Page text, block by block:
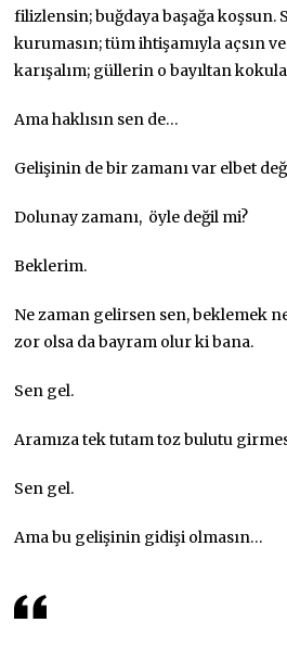
filizlensin; buğdaya başağa koşsun.
kurumasın; tüm ihtişamıyla açsın
karışalım; güllerin o bayıltan
Ama haklısın sen de…
Gelişinin de bir zamanı var elbet
Dolunay zamanı, öyle değil mi?
Beklerim.
Ne zaman gelirsen sen, beklemek
zor olsa da bayram olur ki bana.
Sen gel.
Aramıza tek tutam toz bulutu
Sen gel.
Ama bu gelişinin gidişi olmasın…